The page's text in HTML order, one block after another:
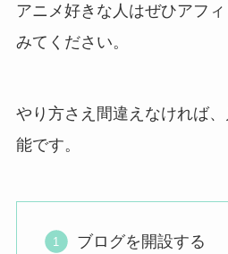
アニメ好きな人はぜひアフ
みてください。
やり方さえ間違えなければ
能です。
ブログを開設する